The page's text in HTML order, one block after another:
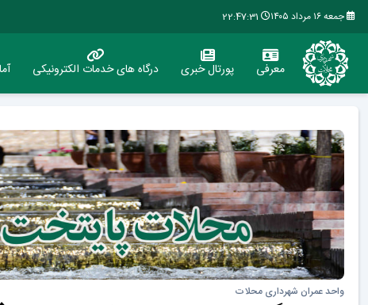
جمعه ۱۶ مرداد ۱۴۰۵ 22:47:32
معرفی پورتال خبری درگاه های خدمات الکترونیکی
واحد عمران شهرداری محلات